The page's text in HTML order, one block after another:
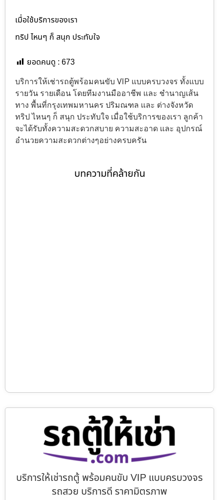
เมื่อใช้บริการของเรา
ทริป ไหนๆ ก็ สนุก ประทับใจ
ยอดคนดู : 673
บริการให้เช่ารถตู้พร้อมคนขับ VIP แบบครบวงจร ทั้งแบบ
รายวัน รายเดือน โดยทีมงานมืออาชีพ และ ชำนาญเส้น
ทาง พื้นที่กรุงเทพมหานคร ปริมณฑล และ ต่างจังหวัด
ทริป ไหนๆ ก็ สนุก ประทับใจ เมื่อใช้บริการของเรา ลูกค้า
จะได้รับทั้งความสะดวกสบาย ความสะอาด และ อุปกรณ์
อำนวยความสะดวกต่างๆอย่างครบครัน
บทความที่คล้ายกัน
บริการให้เช่ารถตู้ พร้อมคนขับ VIP แบบครบวงจร
รถสวย บริการดี ราคามิตรภาพ